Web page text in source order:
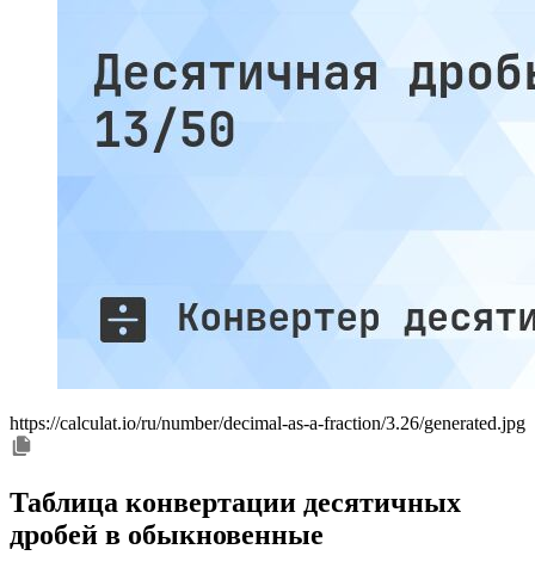
https://calculat.io/ru/number/decimal-as-a-fraction/3.26/generated.jpg
Таблица конвертации десятичных
дробей в обыкновенные